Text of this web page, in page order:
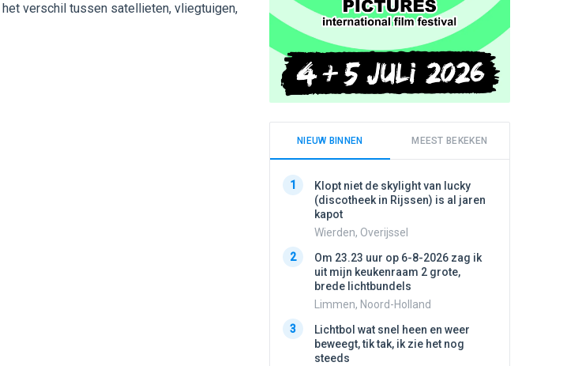
het verschil tussen satellieten, vliegtuigen,
NIEUW BINNEN MEEST BEKEKEN
1
Klopt niet de skylight van lucky
(discotheek in Rijssen) is al jaren
kapot
Wierden, Overijssel
2
Om 23.23 uur op 6-8-2026 zag ik
uit mijn keukenraam 2 grote,
brede lichtbundels
Limmen, Noord-Holland
3
Lichtbol wat snel heen en weer
beweegt, tik tak, ik zie het nog
steeds